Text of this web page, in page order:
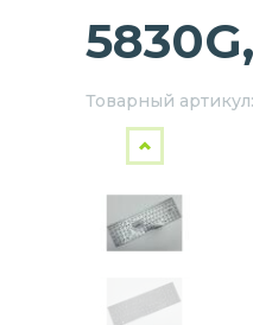
Товарный артикул: